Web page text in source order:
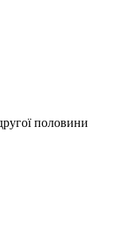
половини